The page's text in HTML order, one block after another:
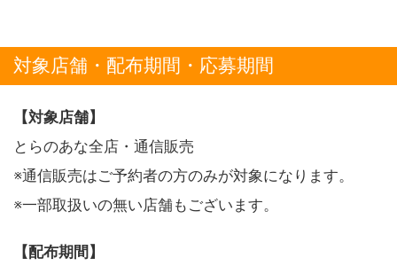
対象店舗・配布期間・応募期間
【対象店舗】
とらのあな全店・通信販売
※通信販売はご予約者の方のみが対象になります。
※一部取扱いの無い店舗もございます。
【配布期間】